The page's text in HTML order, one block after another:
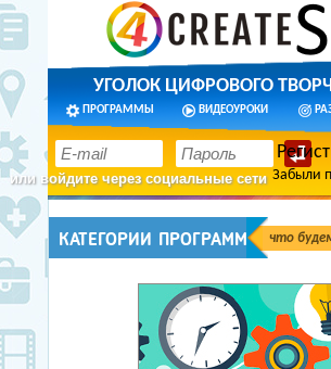
УГОЛОК ЦИФРОВОГО
ПРОГРАММЫ ВИДЕОУРОКИ
Забыли
или войдите через социальные сети
КАТЕГОРИИ ПРОГРАММ что